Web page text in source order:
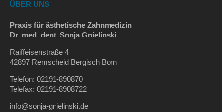
ÜBER UNS
Praxis für ästhetische Zahnmedizin
Dr. med. dent. Sonja Gnielinski
Raiffeisenstraße 4
42897 Remscheid Bergisch Born
Telefon: 02191-890870
Telefax: 02191-8908722
info@sonja-gnielinski.de